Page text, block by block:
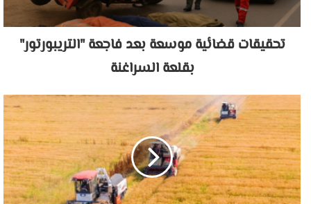
تحقيقات قضائية موسعة بعد فاجعة "التريبورتور"
بقلعة السراغنة